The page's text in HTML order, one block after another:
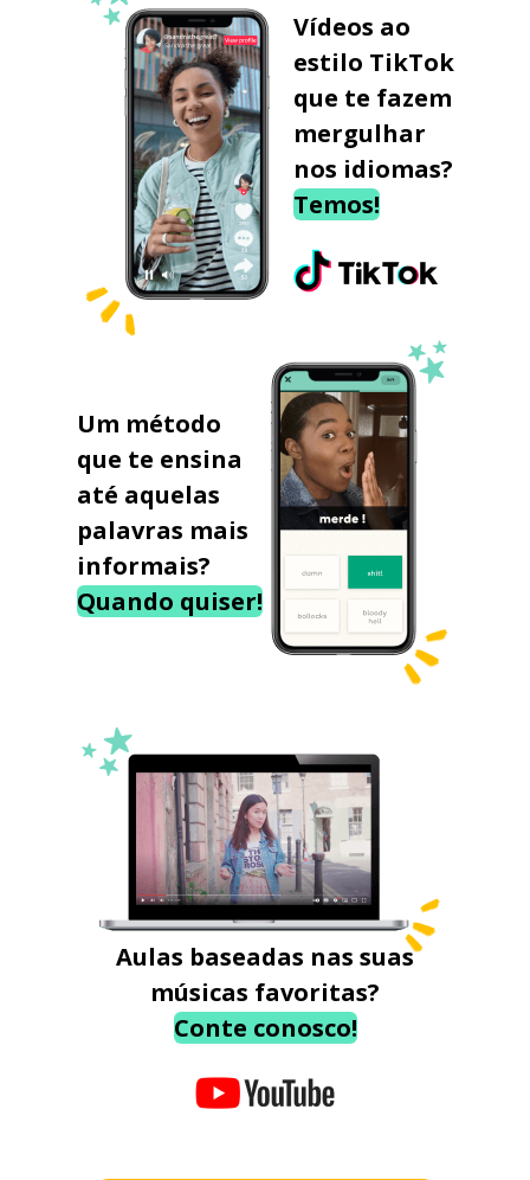
Vídeos ao
estilo TikTok
que te fazem
mergulhar
nos idiomas?
Temos!
Um método
que te ensina
até aquelas
palavras mais
informais?
Quando quiser!
Aulas baseadas nas suas
músicas favoritas?
Conte conosco!